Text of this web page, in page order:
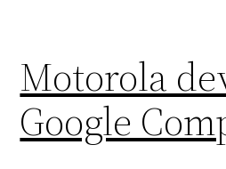
Motorola
Google